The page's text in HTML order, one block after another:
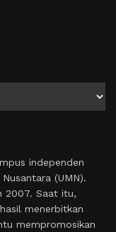
independen
(UMN).
2007. Saat itu,
menerbitkan
mempromosikan